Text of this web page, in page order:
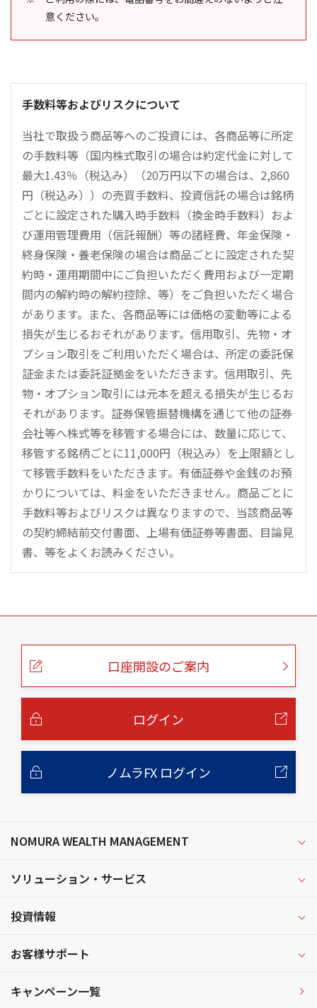
意ください。
手数料等およびリスクについて
当社で取扱う商品等へのご投資には、各商品等に所定
の手数料等（国内株式取引の場合は約定代金に対して
最大1.43％（税込み）（20万円以下の場合は、2,860
円（税込み））の売買手数料、投資信託の場合は銘柄
ごとに設定された購入時手数料（換金時手数料）およ
び運用管理費用（信託報酬）等の諸経費、年金保険・
終身保険・養老保険の場合は商品ごとに設定された契
約時・運用期間中にご負担いただく費用および一定期
間内の解約時の解約控除、等）をご負担いただく場合
があります。また、各商品等には価格の変動等による
損失が生じるおそれがあります。信用取引、先物・オ
プション取引をご利用いただく場合は、所定の委託保
証金または委託証拠金をいただきます。信用取引、先
物・オプション取引には元本を超える損失が生じるお
それがあります。証券保管振替機構を通じて他の証券
会社等へ株式等を移管する場合には、数量に応じて、
移管する銘柄ごとに11,000円（税込み）を上限額とし
て移管手数料をいただきます。有価証券や金銭のお預
かりについては、料金をいただきません。商品ごとに
手数料等およびリスクは異なりますので、当該商品等
の契約締結前交付書面、上場有価証券等書面、目論見
書、等をよくお読みください。
こ
口座開設のご案内
ログイン
ノムラFX ログイン
NOMURA WEALTH MANAGEMENT
ソリューション・サービス
投資情報
お客様サポート
キャンペーン一覧